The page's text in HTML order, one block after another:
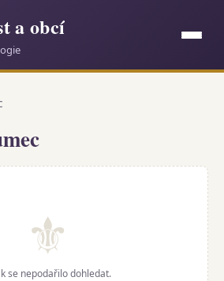
a obcí
⚜
se nepodařilo dohledat.